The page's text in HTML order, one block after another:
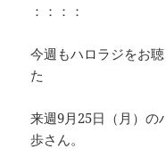
：：：：
今週もハロラジをお
た
来週9月25日（月）の
歩さん。